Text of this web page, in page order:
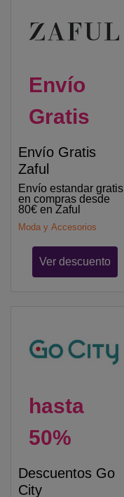
Envío
Gratis
Envío Gratis
Zaful
Envío estandar gratis
en compras desde
80€ en Zaful
Moda y Accesorios
Ver descuento
hasta
50%
Descuentos Go
City